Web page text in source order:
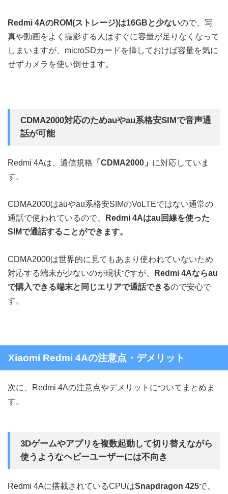
Redmi 4AのROM(ストレージ)は16GBと少ないので、写
真や動画をよく撮影する人はすぐに容量が足りなくなって
しまいますが、microSDカードを挿しておけば容量を気に
せずカメラを使い倒せます。
CDMA2000対応のためauやau系格安SIMで音声通
話が可能
Redmi 4Aは、通信規格 「CDMA2000」 に対応していま
す。
CDMA2000はauやau系格安SIMのVoLTEではない通常の
通話で使われているので、
Redmi 4Aはau回線を使った
SIMで通話することができます。
CDMA2000は世界的に見てもあまり使われていないため
対応する端末が少ないのが現状ですが、
Redmi 4Aならau
で購入できる端末と同じエリアで通話できるので安心で
す。
Xiaomi Redmi 4Aの注意点・デメリット
次に、Redmi 4Aの注意点やデメリットについてまとめま
す。
3Dゲームやアプリを複数起動して切り替えながら
使うようなヘビーユーザーには不向き
Redmi 4Aに搭載されているCPUはSnapdragon 425で、